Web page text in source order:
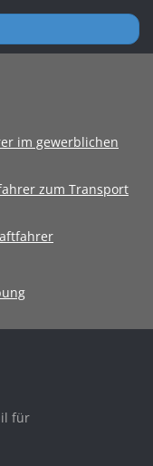
im gewerblichen
zum Transport
für